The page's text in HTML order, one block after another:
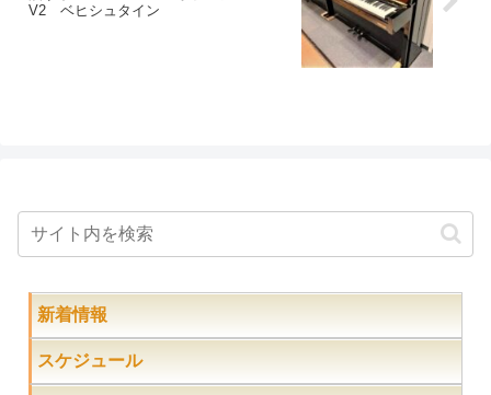
V2 ベヒシュタイン
新着情報
スケジュール